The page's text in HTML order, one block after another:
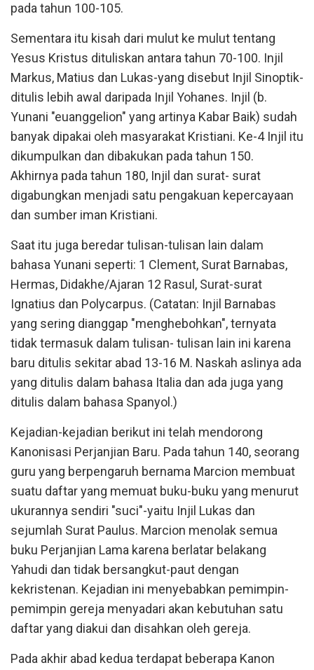
pada tahun 100-105.
Sementara itu kisah dari mulut ke mulut tentang
Yesus Kristus dituliskan antara tahun 70-100. Injil
Markus, Matius dan Lukas-yang disebut Injil Sinoptik-
ditulis lebih awal daripada Injil Yohanes. Injil (b.
Yunani "euanggelion" yang artinya Kabar Baik) sudah
banyak dipakai oleh masyarakat Kristiani. Ke-4 Injil itu
dikumpulkan dan dibakukan pada tahun 150.
Akhirnya pada tahun 180, Injil dan surat- surat
digabungkan menjadi satu pengakuan kepercayaan
dan sumber iman Kristiani.
Saat itu juga beredar tulisan-tulisan lain dalam
bahasa Yunani seperti: 1 Clement, Surat Barnabas,
Hermas, Didakhe/Ajaran 12 Rasul, Surat-surat
Ignatius dan Polycarpus. (Catatan: Injil Barnabas
yang sering dianggap "menghebohkan", ternyata
tidak termasuk dalam tulisan- tulisan lain ini karena
baru ditulis sekitar abad 13-16 M. Naskah aslinya ada
yang ditulis dalam bahasa Italia dan ada juga yang
ditulis dalam bahasa Spanyol.)
Kejadian-kejadian berikut ini telah mendorong
Kanonisasi Perjanjian Baru. Pada tahun 140, seorang
guru yang berpengaruh bernama Marcion membuat
suatu daftar yang memuat buku-buku yang menurut
ukurannya sendiri "suci"-yaitu Injil Lukas dan
sejumlah Surat Paulus. Marcion menolak semua
buku Perjanjian Lama karena berlatar belakang
Yahudi dan tidak bersangkut-paut dengan
kekristenan. Kejadian ini menyebabkan pemimpin-
pemimpin gereja menyadari akan kebutuhan satu
daftar yang diakui dan disahkan oleh gereja.
Pada akhir abad kedua terdapat beberapa Kanon